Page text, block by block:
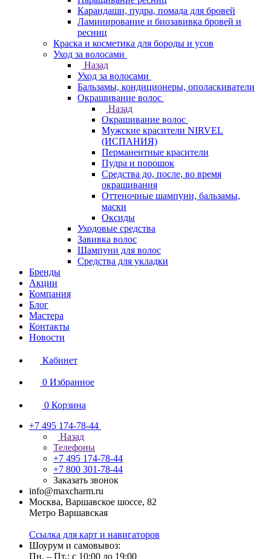
Карандаши, пудра, помада для бровей
Ламинирование и биозавивка бровей и
ресниц
Краска и косметика для бороды и усов
Уход за волосами
Назад
Уход за волосами
Бальзамы, кондиционеры, ополаскиватели
Окрашивание волос
Назад
Окрашивание волос
Мужские красители NIRVEL
(ИСПАНИЯ)
Перманентные красители
Пудра и порошок
Средства до, после, во время
окрашивания
Оттеночные шампуни, бальзамы,
маски
Оксиды
Уходовые средства
Завивка волос
Шампуни для волос
Средства для укладки
Бренды
Акции
Компания
Блог
Мастера
Контакты
Новости
Кабинет
0 Избранное
0 Корзина
+7 495 174-78-44
Назад
Телефоны
+7 495 174-78-44
+7 800 301-78-44
Заказать звонок
info@maxcharm.ru
Москва, Варшавское шоссе, 82
Метро Варшавская
Ссылка для карт и навигаторов
Шоурум и самовывоз:
Пн. – Пт.: с 10:00 до 19:00